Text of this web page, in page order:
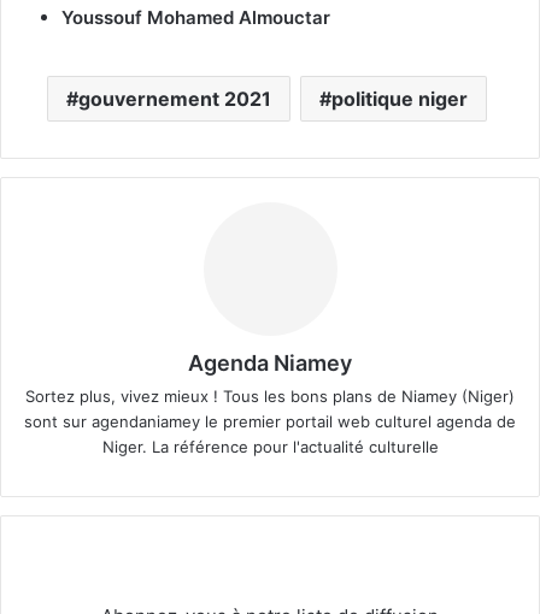
Youssouf Mohamed Almouctar
gouvernement 2021 politique niger
Agenda Niamey
Sortez plus, vivez mieux ! Tous les bons plans de Niamey (Niger)
sont sur agendaniamey le premier portail web culturel agenda de
Niger. La référence pour l'actualité culturelle